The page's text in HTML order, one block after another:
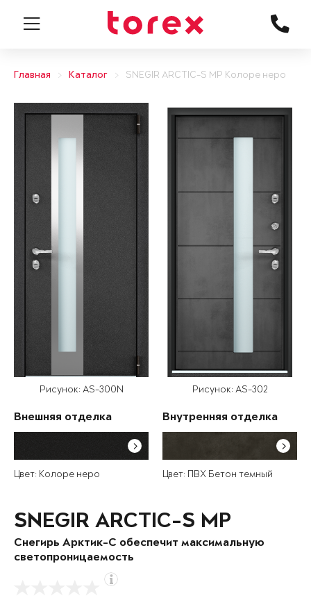
Главная Каталог SNEGIR ARCTIC-S MP Колоре неро
Рисунок: AS-300N
Внешняя отделка
Цвет: Колоре неро
Рисунок: AS-302
Внутренняя отделка
Цвет: ПВХ Бетон темный
SNEGIR ARCTIC-S MP
Снегирь Арктик-С обеспечит максимальную
светопроницаемость